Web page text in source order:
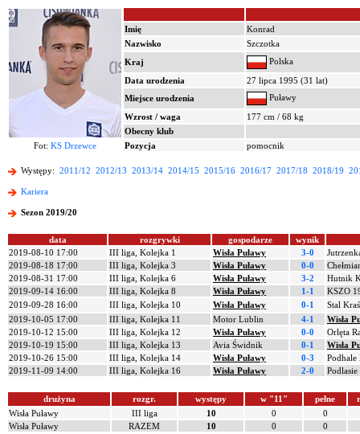
Imię
Konrad
Nazwisko
Szczotka
Kraj
Polska
Data urodzenia
27 lipca 1995 (31 lat)
Miejsce urodzenia
Puławy
Wzrost / waga
177 cm / 68 kg
Obecny klub
Fot: KS Drzewce Pozycja pomocnik
Występy: 2011/12 2012/13 2013/14 2014/15 2015/16 2016/17 2017/18 2018/19
Kariera
Sezon 2019/20
data rozgrywki gospodarze
wynik
2019-08-10 17:00
III liga, Kolejka 1 Wisła Puławy 3-0
2019-08-18 17:00
III liga, Kolejka 3 Wisła Puławy 0-0
2019-08-31 17:00
III liga, Kolejka 6 Wisła Puławy 3-2
Hutnik
2019-09-14 16:00
III liga, Kolejka 8 Wisła Puławy 1-1
KSZO
2019-09-28 16:00
III liga, Kolejka 10 Wisła Puławy 0-1
Stal
2019-10-05 17:00
III liga, Kolejka 11 Motor Lublin 4-1
Wisła
2019-10-12 15:00
III liga, Kolejka 12 Wisła Puławy 0-0
Orlęta
2019-10-19 15:00
III liga, Kolejka 13 Avia Świdnik 0-1
Wisła
2019-10-26 15:00
III liga, Kolejka 14 Wisła Puławy 0-3
Podhale
2019-11-09 14:00
III liga, Kolejka 16 Wisła Puławy 2-0 Podlasie
drużyna rozgr. występy w "11" pełne
Wisła Puławy
III liga 10 0 0
Wisła Puławy
RAZEM 10 0 0